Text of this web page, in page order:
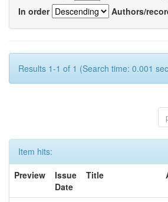
In order
Authors/
Results 1-1 of 1 (Search time: 0.001
Item hits:
Preview
Issue
Date
Title